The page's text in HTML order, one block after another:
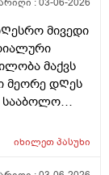
იმიტორო
და რაიმე
კუᲭᲨი რო
Თბილი
რო
დადებ
მივედი
მაქვს
მეორე დᲦეს
სააბოლო
ან ამ
იხილეთპასუხი